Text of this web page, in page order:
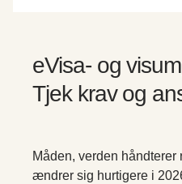
Dansk
Russian
eVisa- og
Tjek krav og
Måden, verden håndterer
ændrer sig hurtigere i